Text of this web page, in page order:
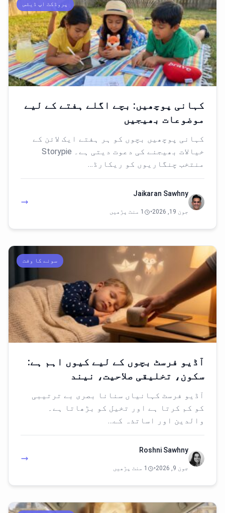
پروڈکٹ اپ ڈیٹس
کہانی پوچھیں: بچے اگلے ہفتے کے لیے
موضوعات بھیجیں
کہانی پوچھیں بچوں کو ہر ہفتے ایک لائن کے
خیالات بھیجنے کی دعوت دیتی ہے۔ Storypie
منتخب چنگاریوں کو ریکارڈ…
Jaikaran Sawhny
جون 19, 2026 • 1 منٹ پڑھیں
سونے کا وقت
آڈیو فرسٹ بچوں کے لیے کیوں اہم ہے:
سکون، تخلیقی صلاحیت، نیند
آڈیو فرسٹ کہانیاں سنانا بصری بے ترتیبی
کو کم کرتا ہے اور تخیل کو بڑھاتا ہے۔
والدین اور اساتذہ کے…
Roshni Sawhny
جون 9, 2026 • 1 منٹ پڑھیں